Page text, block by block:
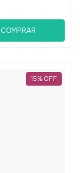
COMPRAR
15% OFF